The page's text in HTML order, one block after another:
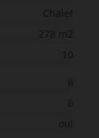
Chalet
278 m2
10
8
6
oui